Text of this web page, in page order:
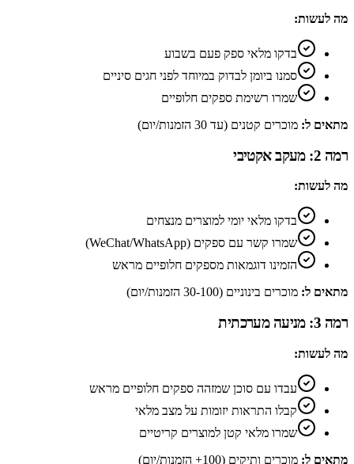
מה לעשות:
בדקו מלאי ספק פעם בשבוע
סמנו ביומן לבדוק במיוחד לפני חגים סיניים
שמרו רשימת ספקים חלופיים
מתאים ל: מוכרים קטנים (עד 30 הזמנות/יום)
רמה 2: מעקב אקטיבי
מה לעשות:
בדקו מלאי יומי למוצרים מנצחים
שמרו קשר עם ספקים (WeChat/WhatsApp)
הזמינו דוגמאות מספקים חלופיים מראש
מתאים ל: מוכרים בינוניים (30-100 הזמנות/יום)
רמה 3: מניעה מערכתית
מה לעשות:
עבדו עם סוכן שמזהה ספקים חלופיים מראש
קבלו התראות יזומות על מצב מלאי
שמרו מלאי קטן למוצרים קריטיים
מתאים ל: מוכרים ותיקים (100+ הזמנות/יום)